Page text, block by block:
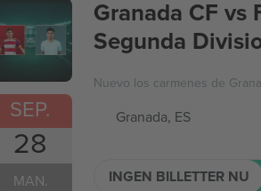
SEP.
28
MAN.
Granada CF vs
Segunda
Nuevo los carmenes de
Granada, ES
INGEN BILLETTER NU